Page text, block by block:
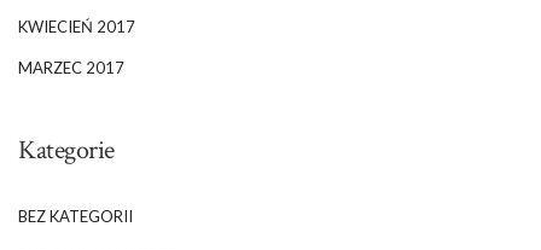
KWIECIEŃ 2017
MARZEC 2017
Kategorie
BEZ KATEGORII